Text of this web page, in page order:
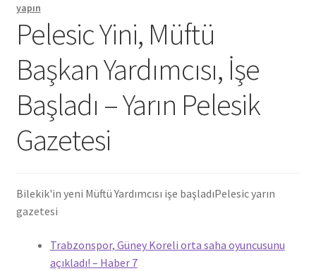
yapın
Pelesic Yini, Müftü
Başkan Yardımcısı, İşe
Başladı – Yarın Pelesik
Gazetesi
Bilekik'in yeni Müftü Yardımcısı işe başladıPelesic yarın
gazetesi
Trabzonspor, Güney Koreli orta saha oyuncusunu
açıkladı! – Haber 7